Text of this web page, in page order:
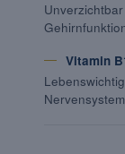
Vitamin